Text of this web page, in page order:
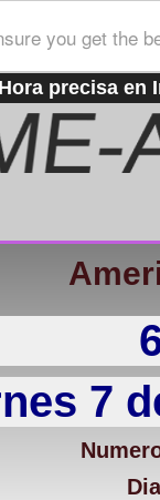
you get the
Hora precisa en
7